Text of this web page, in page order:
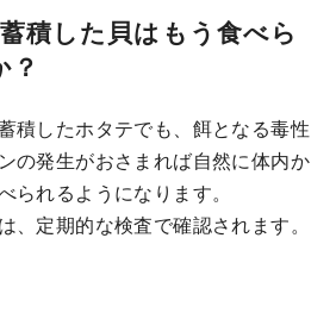
積した貝はもう食べら
？
積したホタテでも、餌となる毒性
の発生がおさまれば自然に体内か
られるようになります。
、定期的な検査で確認されます。